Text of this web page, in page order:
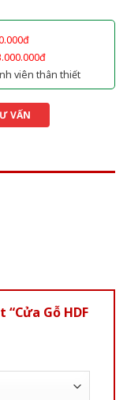
viên thân thiết
VẤN
Gỗ HDF